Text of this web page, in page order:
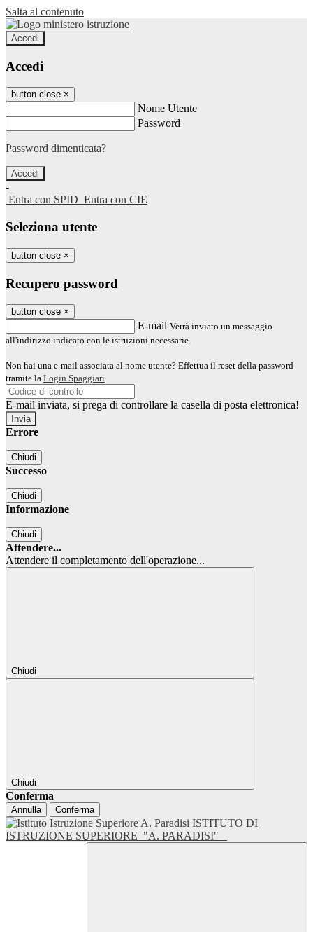
Salta al contenuto
Accedi
Accedi
button close ×
Nome Utente
Password
Password dimenticata?
-
Entra con SPID Entra con CIE
Seleziona utente
button close ×
Recupero password
button close ×
E-mail Verrà inviato un messaggio
all'indirizzo indicato con le istruzioni necessarie.
Non hai una e-mail associata al nome utente? Effettua il reset della password
tramite la Login Spaggiari
E-mail inviata, si prega di controllare la casella di posta elettronica!
Errore
Chiudi
Successo
Chiudi
Informazione
Chiudi
Attendere...
Attendere il completamento dell'operazione...
Chiudi
Chiudi
Conferma
Annulla Conferma
ISTITUTO DI
ISTRUZIONE SUPERIORE "A. PARADISI"